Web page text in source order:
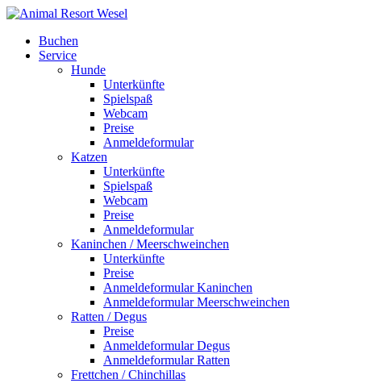
Buchen
Service
Hunde
Unterkünfte
Spielspaß
Webcam
Preise
Anmeldeformular
Katzen
Unterkünfte
Spielspaß
Webcam
Preise
Anmeldeformular
Kaninchen / Meerschweinchen
Unterkünfte
Preise
Anmeldeformular Kaninchen
Anmeldeformular Meerschweinchen
Ratten / Degus
Preise
Anmeldeformular Degus
Anmeldeformular Ratten
Frettchen / Chinchillas